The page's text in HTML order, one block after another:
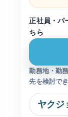
正社員・パ
ちら
勤務地・勤
先を検討でき
ヤクジ